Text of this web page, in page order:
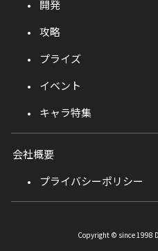
開発
攻略
プライズ
イベント
キャラ特集
会社概要
プライバシーポリシー
Copyright © since 1998